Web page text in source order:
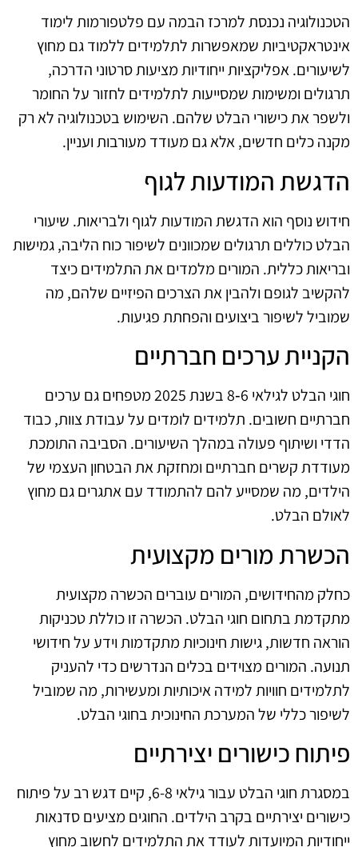
הטכנולוגיה נכנסת למרכז הבמה עם פלטפורמות לימוד
אינטראקטיביות שמאפשרות לתלמידים ללמוד גם מחוץ
לשיעורים. אפליקציות ייחודיות מציעות סרטוני הדרכה,
תרגולים ומשימות שמסייעות לתלמידים לחזור על החומר
ולשפר את כישורי הבלט שלהם. השימוש בטכנולוגיה לא רק
מקנה כלים חדשים, אלא גם מעודד מעורבות ועניין.
הדגשת המודעות לגוף
חידוש נוסף הוא הדגשת המודעות לגוף ולבריאות. שיעורי
הבלט כוללים תרגולים שמכוונים לשיפור כוח הליבה, גמישות
ובריאות כללית. המורים מלמדים את התלמידים כיצד
להקשיב לגופם ולהבין את הצרכים הפיזיים שלהם, מה
שמוביל לשיפור ביצועים והפחתת פגיעות.
הקניית ערכים חברתיים
חוגי הבלט לגילאי 6‑8 בשנת 2025 מטפחים גם ערכים
חברתיים חשובים. תלמידים לומדים על עבודת צוות, כבוד
הדדי ושיתוף פעולה במהלך השיעורים. הסביבה התומכת
מעודדת קשרים חברתיים ומחזקת את הבטחון העצמי של
הילדים, מה שמסייע להם להתמודד עם אתגרים גם מחוץ
לאולם הבלט.
הכשרת מורים מקצועית
כחלק מהחידושים, המורים עוברים הכשרה מקצועית
מתקדמת בתחום חוגי הבלט. הכשרה זו כוללת טכניקות
הוראה חדשות, גישות חינוכיות מתקדמות וידע על חידושי
תנועה. המורים מצוידים בכלים הנדרשים כדי להעניק
לתלמידים חוויות למידה איכותיות ומעשירות, מה שמוביל
לשיפור כללי של המערכת החינוכית בחוגי הבלט.
פיתוח כישורים יצירתיים
במסגרת חוגי הבלט עבור גילאי 6-8, קיים דגש רב על פיתוח
כישורים יצירתיים בקרב הילדים. החוגים מציעים סדנאות
ייחודיות המיועדות לעודד את התלמידים לחשוב מחוץ